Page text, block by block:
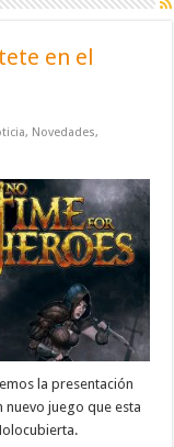
en el
, Novedades,
la presentación
nuevo juego que esta